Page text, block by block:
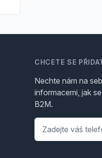
CHCETE SE
Nechte nám na
informacemi, jak
B2M.
Telefon